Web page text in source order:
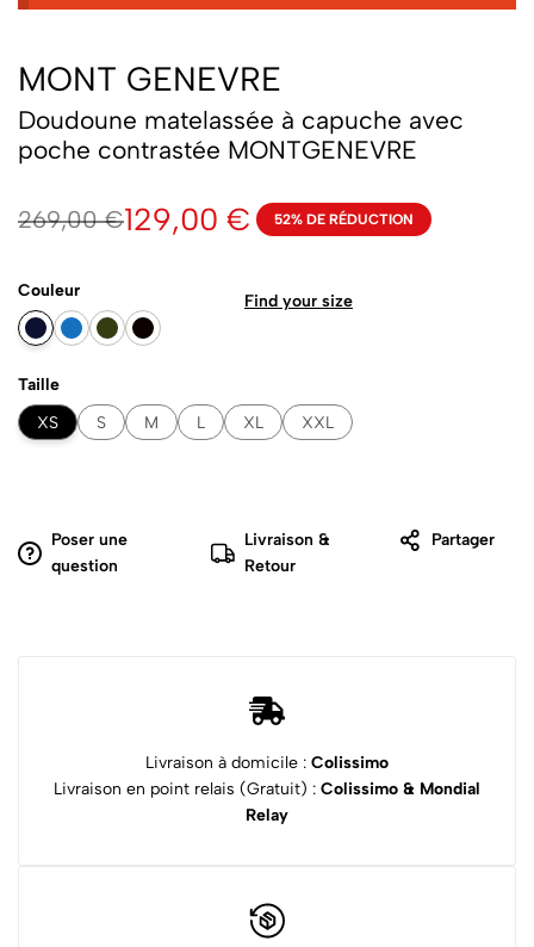
MONT GENEVRE
Doudoune matelassée à capuche avec
poche contrastée MONTGENEVRE
269,00€129,00 € 52% DE RÉDUCTION
Couleur
Taille
XS
S M L XL XXL
Find your size
Poser une
question
Livraison &
Retour
Partager
Livraison à domicile : Colissimo
Livraison en point relais (Gratuit) : Colissimo & Mondial
Relay